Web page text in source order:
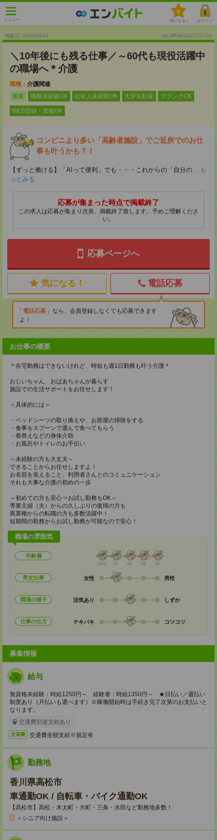
メニュー
0
気になる！ ログイン
掲載日 :2026/08/03 No.MPGKS927137-01
＼10年後にも残る仕事／～60代も現役活躍中
の職場へ＊介護
職種： 介護関連
派遣
職種未経験OK 社会人未経験OK 大学生歓迎 ブランクOK
WEB登録・面接OK
コンビニより多い「高齢者施設」でご近所でのお仕
事も叶うかも？！
【ずっと働ける】「AIって便利」でも・・・これからの「自分の ...も
っとみる
応募が集まった時点で掲載終了
この求人は応募が集まり次第、掲載終了致します。予めご理解くださ
い。
応募ページへ
気になる！ 電話応募
電話応募
なら、会員登録しなくても応募できます
よ！
お仕事の概要
＊在宅勤務はできないけれど、時短も週1日勤務も叶う介護＊
おじいちゃん、おばあちゃんが暮らす
施設での生活サポートをお任せします！
＜具体的には＞
・ベッドシーツの取り換えや、お部屋の掃除をする
・食事をスプーンで運んで食べてもらう
・着替えなどの身体介助
・お風呂やトイレのお手伝い
～未経験の方も大丈夫～
できることからお任せしますよ！
お名前を覚えること、利用者さんとのコミュニケーション
それも大事な介護の初めの一歩
～初めての方も安心⇒お試し勤務もOK～
専業主婦（夫）からの久しぶりの復帰の方も
異業種からの転職の方も多数活躍中！
短期間の勤務からお試し勤務が可能なので安心！
職場の雰囲気
年齢層
20代 30 40 50 60
男女比率 女性 男性
職場の様子 活気あり しずか
仕事の仕方 テキパキ コツコツ
募集情報
給与
無資格未経験：時給1250円～ 経験者：時給1350円～ ★日払い／週払い
制度あり（月払いも選べます）※稼働開始時は手続き完了次第のお支払いと
なります。
交通費別途支給あり
交通費 交通費全額支給※規定有
勤務地
香川県高松市
車通勤OK / 自転車・バイク通勤OK
【高松市】高松・木太町・大町・三条・水田など勤務地多数！
＜シニア向け施設＞